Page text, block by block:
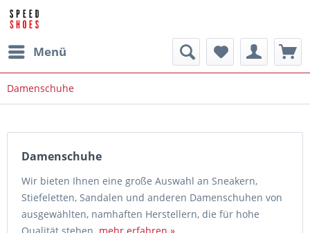
Menü
Damenschuhe
Damenschuhe
Wir bieten Ihnen eine große Auswahl an Sneakern,
Stiefeletten, Sandalen und anderen Damenschuhen von
ausgewählten, namhaften Herstellern, die für hohe